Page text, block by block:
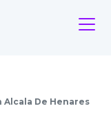
Alcala De Henares